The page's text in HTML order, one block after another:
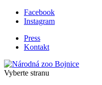
Facebook
Instagram
Press
Kontakt
Vyberte stranu